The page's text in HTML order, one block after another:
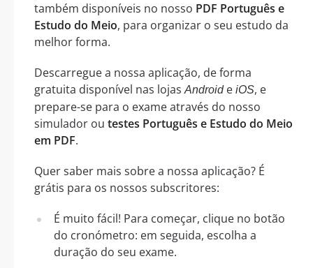
também disponíveis no nosso PDF Português e
Estudo do Meio, para organizar o seu estudo da
melhor forma.
Descarregue a nossa aplicação, de forma
gratuita disponível nas lojasAndroide iOS, e
prepare-se para o exame através do nosso
simulador ou testes Português e Estudo do Meio
em PDF.
Quer saber mais sobre a nossa aplicação? É
grátis para os nossos subscritores:
É muito fácil! Para começar, clique no botão
do cronómetro: em seguida, escolha a
duração do seu exame.